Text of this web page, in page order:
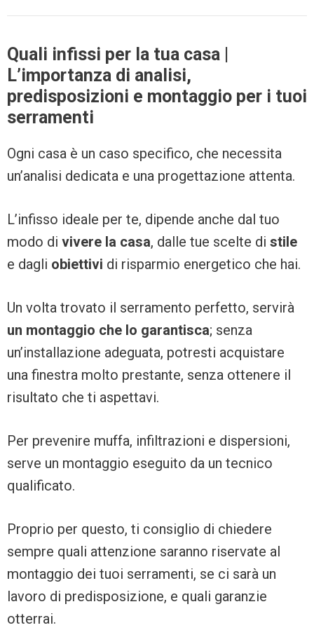
Quali infissi per la tua casa |
L’importanza di analisi,
predisposizioni e montaggio per i tuoi
serramenti
Ogni casa è un caso specifico, che necessita
un’analisi dedicata e una progettazione attenta.
L’infisso ideale per te, dipende anche dal tuo
modo di vivere la casa, dalle tue scelte di stile
e dagli obiettivi di risparmio energetico che hai.
Un volta trovato il serramento perfetto, servirà
un montaggio che lo garantisca; senza
un’installazione adeguata, potresti acquistare
una finestra molto prestante, senza ottenere il
risultato che ti aspettavi.
Per prevenire muffa, infiltrazioni e dispersioni,
serve un montaggio eseguito da un tecnico
qualificato.
Proprio per questo, ti consiglio di chiedere
sempre quali attenzione saranno riservate al
montaggio dei tuoi serramenti, se ci sarà un
lavoro di predisposizione, e quali garanzie
otterrai.